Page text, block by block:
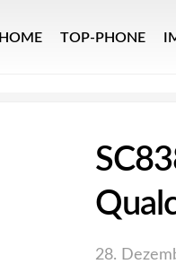
HOME TOP-PHONE
28.